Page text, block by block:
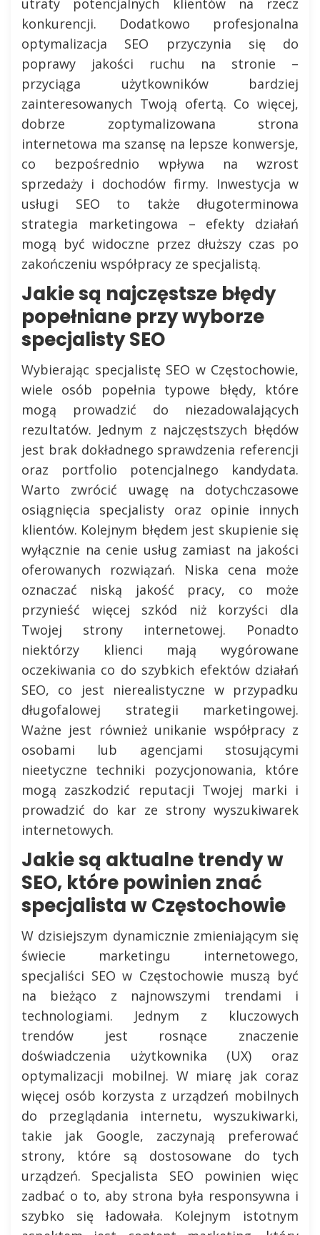
utraty potencjalnych klientów na rzecz
konkurencji. Dodatkowo profesjonalna
optymalizacja SEO przyczynia się do
poprawy jakości ruchu na stronie –
przyciąga użytkowników bardziej
zainteresowanych Twoją ofertą. Co więcej,
dobrze zoptymalizowana strona
internetowa ma szansę na lepsze konwersje,
co bezpośrednio wpływa na wzrost
sprzedaży i dochodów firmy. Inwestycja w
usługi SEO to także długoterminowa
strategia marketingowa – efekty działań
mogą być widoczne przez dłuższy czas po
zakończeniu współpracy ze specjalistą.
Jakie są najczęstsze błędy
popełniane przy wyborze
specjalisty SEO
Wybierając specjalistę SEO w Częstochowie,
wiele osób popełnia typowe błędy, które
mogą prowadzić do niezadowalających
rezultatów. Jednym z najczęstszych błędów
jest brak dokładnego sprawdzenia referencji
oraz portfolio potencjalnego kandydata.
Warto zwrócić uwagę na dotychczasowe
osiągnięcia specjalisty oraz opinie innych
klientów. Kolejnym błędem jest skupienie się
wyłącznie na cenie usług zamiast na jakości
oferowanych rozwiązań. Niska cena może
oznaczać niską jakość pracy, co może
przynieść więcej szkód niż korzyści dla
Twojej strony internetowej. Ponadto
niektórzy klienci mają wygórowane
oczekiwania co do szybkich efektów działań
SEO, co jest nierealistyczne w przypadku
długofalowej strategii marketingowej.
Ważne jest również unikanie współpracy z
osobami lub agencjami stosującymi
nieetyczne techniki pozycjonowania, które
mogą zaszkodzić reputacji Twojej marki i
prowadzić do kar ze strony wyszukiwarek
internetowych.
Jakie są aktualne trendy w
SEO, które powinien znać
specjalista w Częstochowie
W dzisiejszym dynamicznie zmieniającym się
świecie marketingu internetowego,
specjaliści SEO w Częstochowie muszą być
na bieżąco z najnowszymi trendami i
technologiami. Jednym z kluczowych
trendów jest rosnące znaczenie
doświadczenia użytkownika (UX) oraz
optymalizacji mobilnej. W miarę jak coraz
więcej osób korzysta z urządzeń mobilnych
do przeglądania internetu, wyszukiwarki,
takie jak Google, zaczynają preferować
strony, które są dostosowane do tych
urządzeń. Specjalista SEO powinien więc
zadbać o to, aby strona była responsywna i
szybko się ładowała. Kolejnym istotnym